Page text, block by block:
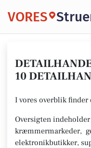
VORES
10
I vores overblik finder
Oversigten
kræmmermarkeder,
elektronikbutikker,